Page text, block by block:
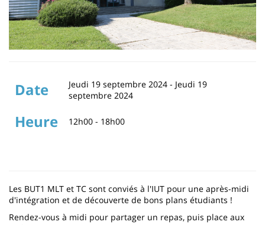
Date Jeudi 19 septembre 2024 - Jeudi 19
septembre 2024
Heure 12h00 - 18h00
Les BUT1 MLT et TC sont conviés à l'IUT pour une après-midi
d'intégration et de découverte de bons plans étudiants !
Rendez-vous à midi pour partager un repas, puis place aux